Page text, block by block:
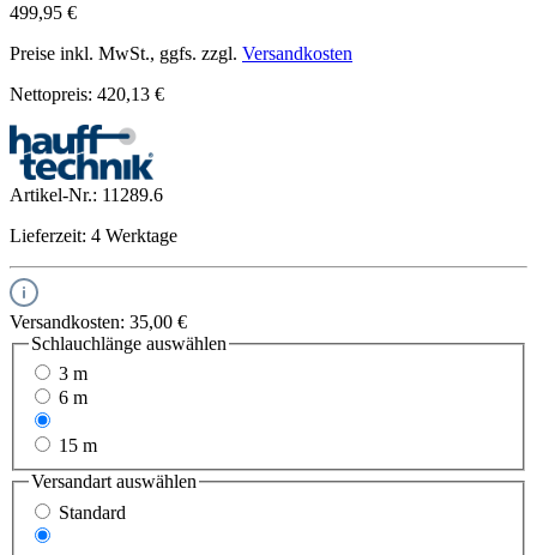
499,95 €
Preise inkl. MwSt., ggfs. zzgl. Versandkosten
Nettopreis: 420,13 €
Artikel-Nr.: 11289.6
Lieferzeit: 4 Werktage
Versandkosten: 35,00 €
Schlauchlänge auswählen
3 m
6 m
15 m
Versandart auswählen
Standard